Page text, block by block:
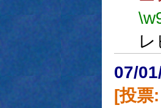
07/
[投票